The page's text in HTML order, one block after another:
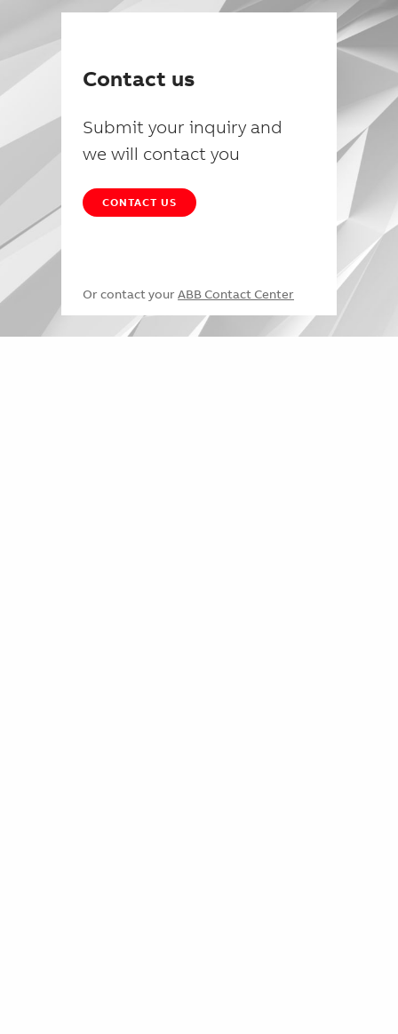
Contact us
Submit your inquiry and
we will contact you
CONTACT US
Or contact your ABB Contact Center